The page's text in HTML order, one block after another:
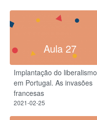
Aula 27
Implantação do liberalismo
em Portugal. As invasões
francesas
2021-02-25